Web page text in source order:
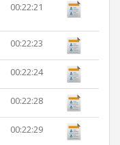
00:22:21
00:22:23
00:22:24
00:22:28
00:22:29